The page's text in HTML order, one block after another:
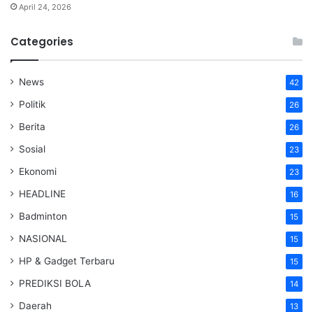
April 24, 2026
Categories
News 42
Politik 26
Berita 26
Sosial 23
Ekonomi 23
HEADLINE 16
Badminton 15
NASIONAL 15
HP & Gadget Terbaru 15
PREDIKSI BOLA 14
Daerah 13